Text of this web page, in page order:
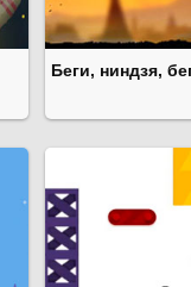
Беги, ниндзя,